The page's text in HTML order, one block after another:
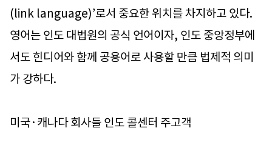
(link language)’로서 중요한 위치를 차지하고 있다.
영어는 인도 대법원의 공식 언어이자, 인도 중앙정부에
서도 힌디어와 함께 공용어로 사용할 만큼 법제적 의미
가 강하다.
미국·캐나다 회사들 인도 콜센터 주고객